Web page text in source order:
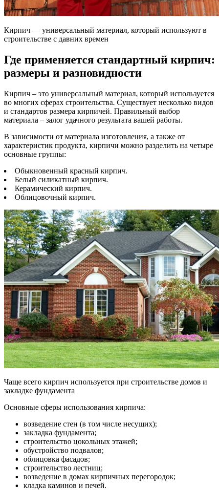
Кирпич — универсальный материал, который используют в
строительстве с давних времен
Где применяется стандартный кирпич:
размеры и разновидности
Кирпич – это универсальный материал, который используется
во многих сферах строительства. Существует несколько видов
и стандартов размера кирпичей. Правильный выбор
материала – залог удачного результата вашей работы.
В зависимости от материала изготовления, а также от
характеристик продукта, кирпичи можно разделить на четыре
основные группы:
Обыкновенный красный кирпич.
Белый силикатный кирпич.
Керамический кирпич.
Облицовочный кирпич.
Чаще всего кирпич используется при строительстве домов и
закладке фундамента
Основные сферы использования кирпича:
возведение стен (в том числе несущих);
закладка фундамента;
строительство цокольных этажей;
обустройство подвалов;
облицовка фасадов;
строительство лестниц;
возведение в домах кирпичных перегородок;
кладка каминов и печей.